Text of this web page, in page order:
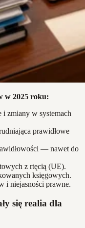
w 2025 roku:
i zmiany w systemach
prawidłowe
— nawet do
z rtęcią (UE).
księgowych.
i niejasności prawne.
się realia dla